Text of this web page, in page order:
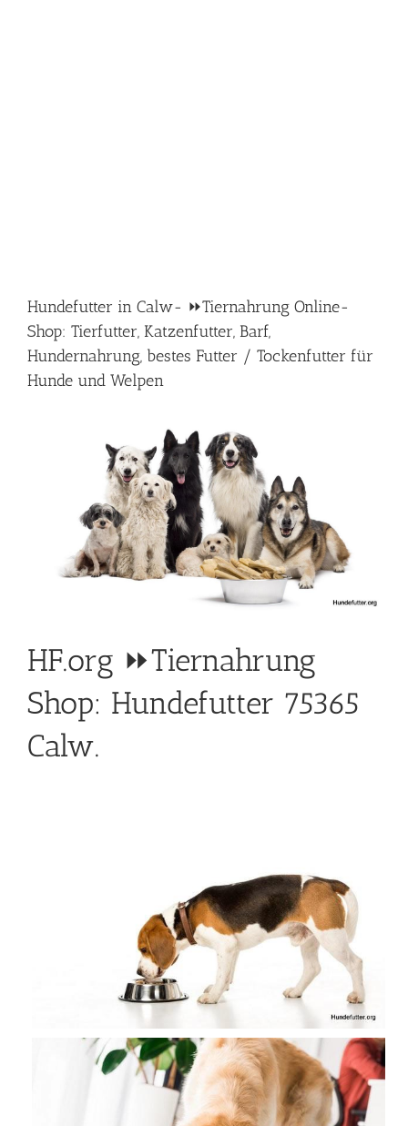
Hundefutter in Calw- ⏩Tiernahrung Online-
Shop: Tierfutter, Katzenfutter, Barf,
Hundernahrung, bestes Futter / Tockenfutter für
Hunde und Welpen
HF.org ⏩Tiernahrung
Shop: Hundefutter 75365
Calw.